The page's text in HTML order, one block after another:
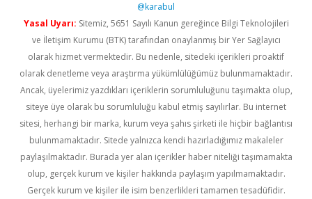
@karabul
Yasal Uyarı: Sitemiz, 5651 Sayılı Kanun gereğince Bilgi Teknolojileri
ve İletişim Kurumu (BTK) tarafından onaylanmış bir Yer Sağlayıcı
olarak hizmet vermektedir. Bu nedenle, sitedeki içerikleri proaktif
olarak denetleme veya araştırma yükümlülüğümüz bulunmamaktadır.
Ancak, üyelerimiz yazdıkları içeriklerin sorumluluğunu taşımakta olup,
siteye üye olarak bu sorumluluğu kabul etmiş sayılırlar. Bu internet
sitesi, herhangi bir marka, kurum veya şahıs şirketi ile hiçbir bağlantısı
bulunmamaktadır. Sitede yalnızca kendi hazırladığımız makaleler
paylaşılmaktadır. Burada yer alan içerikler haber niteliği taşımamakta
olup, gerçek kurum ve kişiler hakkında paylaşım yapılmamaktadır.
Gerçek kurum ve kişiler ile isim benzerlikleri tamamen tesadüfidir.